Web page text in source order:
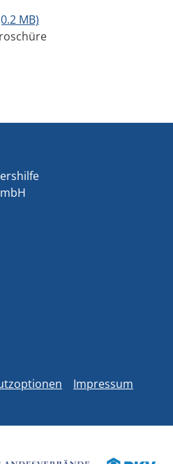
MB)
Impressum